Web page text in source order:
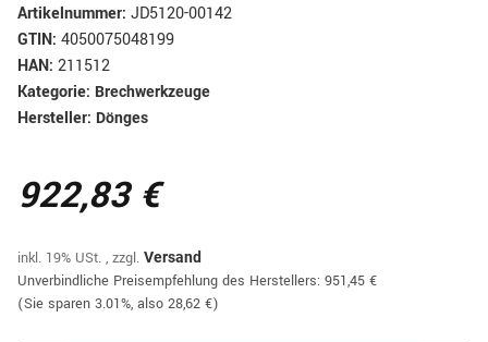
Artikelnummer: JD5120-00142
GTIN: 4050075048199
HAN: 211512
Kategorie: Brechwerkzeuge
Hersteller: Dönges
922,83 €
inkl. 19% USt. , zzgl. Versand
Unverbindliche Preisempfehlung des Herstellers: 951,45 €
(Sie sparen 3.01%, also 28,62 €)